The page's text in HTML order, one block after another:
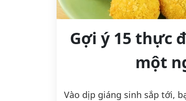
Gợi ý 15 thực
một
Vào dịp giáng sinh sắp tới,